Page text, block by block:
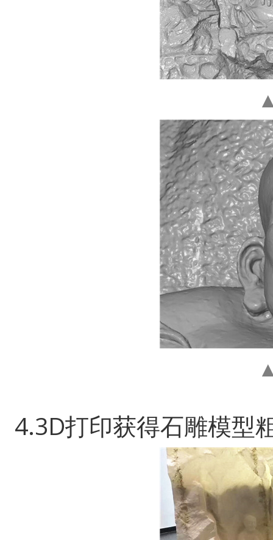
4.3D打印获得石雕模型